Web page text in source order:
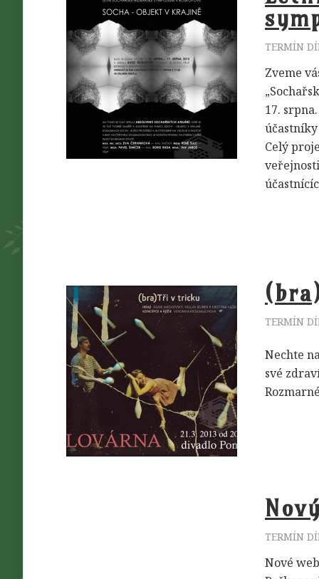
TERMÍN
Zveme
17.
Celý
TERMÍN
Nechte
své
TERMÍN
Nové